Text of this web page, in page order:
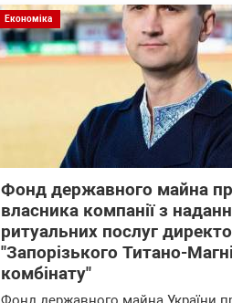
Економіка
Фонд державного майна
власника компанії з
ритуальних послуг
"Запорізького Титано-
комбінату"